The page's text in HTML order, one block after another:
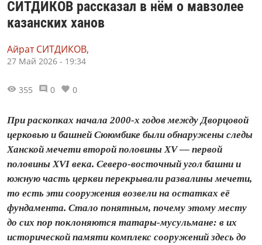
СИТДИКОВ рассказал в нём о мавзолее
казанских ханов
Айрат СИТДИКОВ,
27 Май 2026 - 19:34
355 0 0
При раскопках начала 2000-х годов между Дворцовой
церковью и башней Сююмбике были обнаружены следы
Ханской мечети второй половины XV — первой
половины XVI века. Северо-восточный угол башни и
южную часть церкви перекрывали развалины мечети,
то есть эти сооружения возвели на остатках её
фундамента. Стало понятным, почему этому месту
до сих пор поклоняются татары‑мусульмане: в их
исторической памяти комплекс сооружений здесь до